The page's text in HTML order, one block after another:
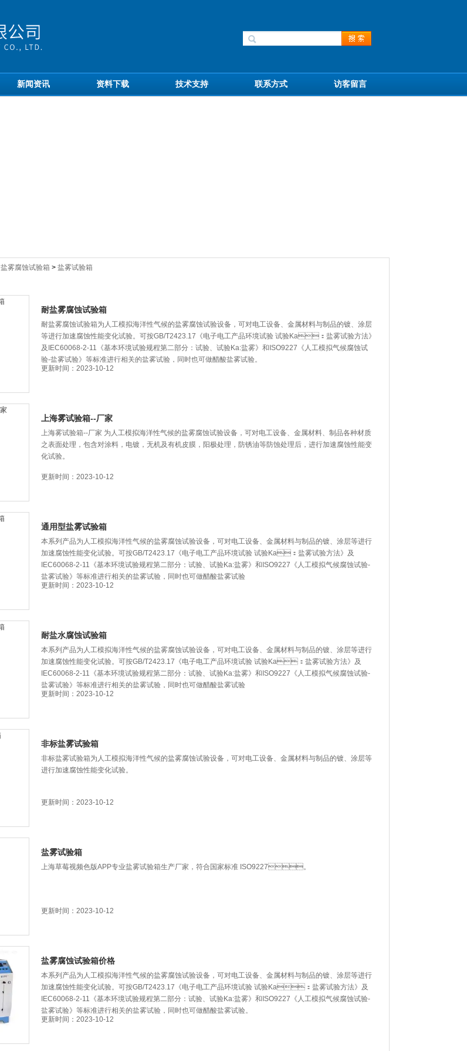
新闻资讯 资料下载 技术支持 联系方式 访客留言
盐雾腐蚀试验箱 > 盐雾试验箱
耐盐雾腐蚀试验箱
耐盐雾腐蚀试验箱为人工模拟海洋性气候的盐雾腐蚀试验设备，可对电工设备、金属材料与制品的镀、涂层
等进行加速腐蚀性能变化试验。可按GB/T2423.17《电子电工产品环境试验 试验Ka：盐雾试验方法》
及IEC60068-2-11《基本环境试验规程第二部分：试验、试验Ka:盐雾》和ISO9227《人工模拟气候腐蚀试
验-盐雾试验》等标准进行相关的盐雾试验，同时也可做醋酸盐雾试验。
更新时间：2023-10-12
上海雾试验箱--厂家
上海雾试验箱--厂家 为人工模拟海洋性气候的盐雾腐蚀试验设备，可对电工设备、金属材料、制品各种材质
之表面处理，包含对涂料，电镀，无机及有机皮膜，阳极处理，防锈油等防蚀处理后，进行加速腐蚀性能变
化试验。
更新时间：2023-10-12
通用型盐雾试验箱
本系列产品为人工模拟海洋性气候的盐雾腐蚀试验设备，可对电工设备、金属材料与制品的镀、涂层等进行
加速腐蚀性能变化试验。可按GB/T2423.17《电子电工产品环境试验 试验Ka：盐雾试验方法》及
IEC60068-2-11《基本环境试验规程第二部分：试验、试验Ka:盐雾》和ISO9227《人工模拟气候腐蚀试验-
盐雾试验》等标准进行相关的盐雾试验，同时也可做醋酸盐雾试验
更新时间：2023-10-12
耐盐水腐蚀试验箱
本系列产品为人工模拟海洋性气候的盐雾腐蚀试验设备，可对电工设备、金属材料与制品的镀、涂层等进行
加速腐蚀性能变化试验。可按GB/T2423.17《电子电工产品环境试验 试验Ka：盐雾试验方法》及
IEC60068-2-11《基本环境试验规程第二部分：试验、试验Ka:盐雾》和ISO9227《人工模拟气候腐蚀试验-
盐雾试验》等标准进行相关的盐雾试验，同时也可做醋酸盐雾试验
更新时间：2023-10-12
非标盐雾试验箱
非标盐雾试验箱为人工模拟海洋性气候的盐雾腐蚀试验设备，可对电工设备、金属材料与制品的镀、涂层等
进行加速腐蚀性能变化试验。
更新时间：2023-10-12
盐雾试验箱
上海草莓视频色版APP专业盐雾试验箱生产厂家，符合国家标准 ISO9227。
更新时间：2023-10-12
盐雾腐蚀试验箱价格
本系列产品为人工模拟海洋性气候的盐雾腐蚀试验设备，可对电工设备、金属材料与制品的镀、涂层等进行
加速腐蚀性能变化试验。可按GB/T2423.17《电子电工产品环境试验 试验Ka：盐雾试验方法》及
IEC60068-2-11《基本环境试验规程第二部分：试验、试验Ka:盐雾》和ISO9227《人工模拟气候腐蚀试验-
盐雾试验》等标准进行相关的盐雾试验，同时也可做醋酸盐雾试验。
更新时间：2023-10-12